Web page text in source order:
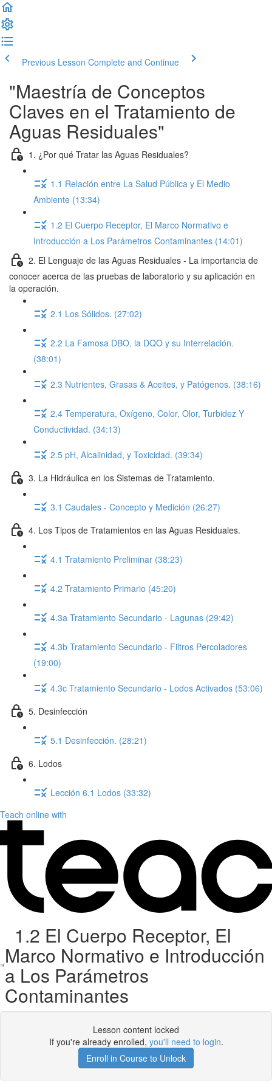
Previous Lesson Complete and Continue
"Maestría de Conceptos
Claves en el Tratamiento de
Aguas Residuales"
1. ¿Por qué Tratar las Aguas Residuales?
1.1 Relación entre La Salud Pública y El Medio
Ambiente (13:34)
1.2 El Cuerpo Receptor, El Marco Normativo e
Introducción a Los Parámetros Contaminantes (14:01)
2. El Lenguaje de las Aguas Residuales - La importancia de
conocer acerca de las pruebas de laboratorio y su aplicación en
la operación.
2.1 Los Sólidos. (27:02)
2.2 La Famosa DBO, la DQO y su Interrelación.
(38:01)
2.3 Nutrientes, Grasas & Aceites, y Patógenos. (38:16)
2.4 Temperatura, Oxígeno, Color, Olor, Turbidez Y
Conductividad. (34:13)
2.5 pH, Alcalinidad, y Toxicidad. (39:34)
3. La Hidráulica en los Sistemas de Tratamiento.
3.1 Caudales - Concepto y Medición (26:27)
4. Los Tipos de Tratamientos en las Aguas Residuales.
4.1 Tratamiento Preliminar (38:23)
4.2 Tratamiento Primario (45:20)
4.3a Tratamiento Secundario - Lagunas (29:42)
4.3b Tratamiento Secundario - Filtros Percoladores
(19:00)
4.3c Tratamiento Secundario - Lodos Activados (53:06)
5. Desinfección
5.1 Desinfección. (28:21)
6. Lodos
Lección 6.1 Lodos (33:32)
Teach online with
1.2 El Cuerpo Receptor, El
Marco Normativo e Introducción
a Los Parámetros
Contaminantes
Lesson content locked
If you're already enrolled, you'll need to login.
Enroll in Course to Unlock